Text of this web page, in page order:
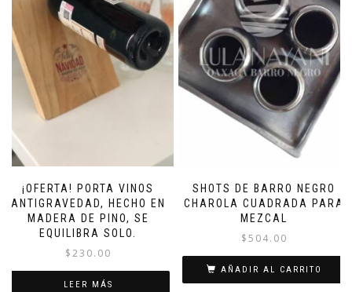
¡OFERTA! PORTA VINOS
ANTIGRAVEDAD, HECHO EN
MADERA DE PINO, SE
EQUILIBRA SOLO.
$230.00
LEER MÁS
SHOTS DE BARRO NEGRO
CHAROLA CUADRADA PARA
MEZCAL
$504.00
AÑADIR AL CARRITO